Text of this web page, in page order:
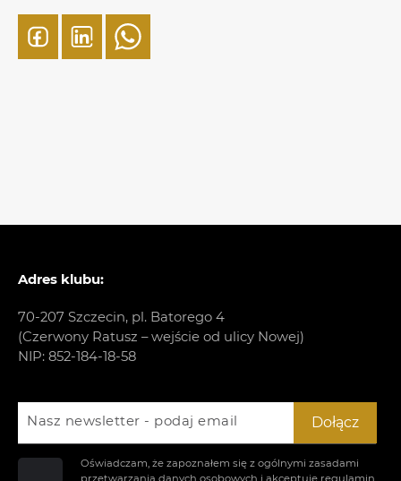
Adres klubu:
70-207 Szczecin, pl. Batorego 4
(Czerwony Ratusz – wejście od ulicy Nowej)
NIP: 852-184-18-58
Nasz newsletter - podaj email
Oświadczam, że zapoznałem się z ogólnymi zasadami
przetwarzania danych osobowych i akceptuje regulamin
Dołącz